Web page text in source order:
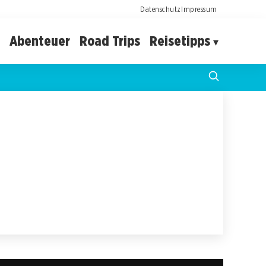
DatenschutzImpressum
Abenteuer Road Trips Reisetipps